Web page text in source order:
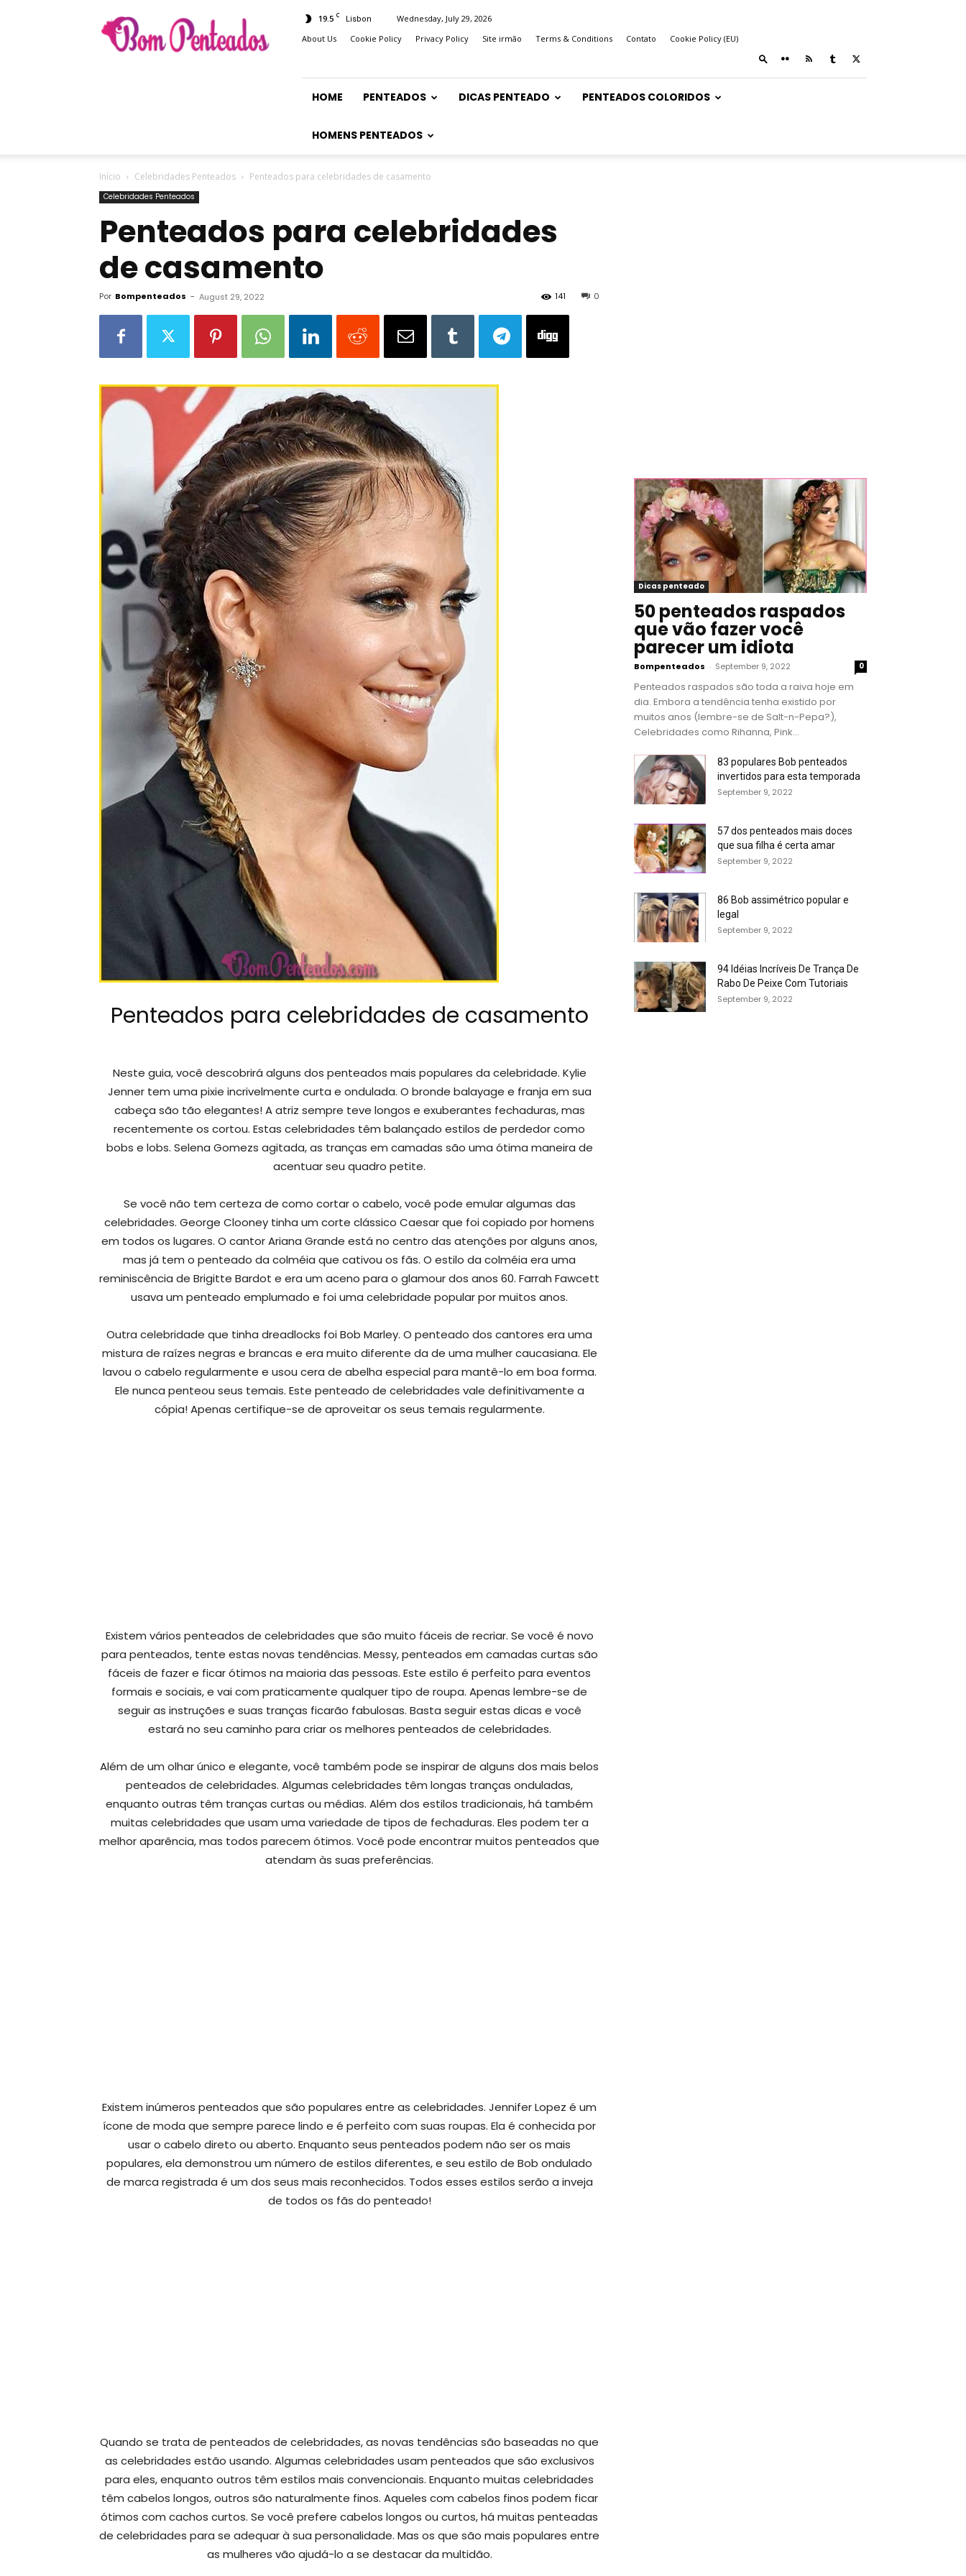
Penteados
19.5 C Lisbon
Wednesday, July 29, 2026
About Us
Cookie Policy Privacy Policy Site irmão Terms & Conditions Contato Cookie Policy (EU)
HOME PENTEADOS DICAS PENTEADO PENTEADOS COLORIDOS
HOMENS PENTEADOS
Início Celebridades Penteados Penteados para celebridades de casamento
Celebridades Penteados
Penteados para celebridades
de casamento
Por Bompenteados - August 29, 2022 0
141
Penteados para celebridades de casamento
Neste guia, você descobrirá alguns dos penteados mais populares da celebridade. Kylie
Jenner tem uma pixie incrivelmente curta e ondulada. O bronde balayage e franja em sua
cabeça são tão elegantes! A atriz sempre teve longos e exuberantes fechaduras, mas
recentemente os cortou. Estas celebridades têm balançado estilos de perdedor como
bobs e lobs. Selena Gomezs agitada, as tranças em camadas são uma ótima maneira de
acentuar seu quadro petite.
Se você não tem certeza de como cortar o cabelo, você pode emular algumas das
celebridades. George Clooney tinha um corte clássico Caesar que foi copiado por homens
em todos os lugares. O cantor Ariana Grande está no centro das atenções por alguns anos,
mas já tem o penteado da colméia que cativou os fãs. O estilo da colméia era uma
reminiscência de Brigitte Bardot e era um aceno para o glamour dos anos 60. Farrah Fawcett
usava um penteado emplumado e foi uma celebridade popular por muitos anos.
Outra celebridade que tinha dreadlocks foi Bob Marley. O penteado dos cantores era uma
mistura de raízes negras e brancas e era muito diferente da de uma mulher caucasiana. Ele
lavou o cabelo regularmente e usou cera de abelha especial para mantê-lo em boa forma.
Ele nunca penteou seus temais. Este penteado de celebridades vale definitivamente a
cópia! Apenas certifique-se de aproveitar os seus temais regularmente.
Existem vários penteados de celebridades que são muito fáceis de recriar. Se você é novo
para penteados, tente estas novas tendências. Messy, penteados em camadas curtas são
fáceis de fazer e ficar ótimos na maioria das pessoas. Este estilo é perfeito para eventos
formais e sociais, e vai com praticamente qualquer tipo de roupa. Apenas lembre-se de
seguir as instruções e suas tranças ficarão fabulosas. Basta seguir estas dicas e você
estará no seu caminho para criar os melhores penteados de celebridades.
Além de um olhar único e elegante, você também pode se inspirar de alguns dos mais belos
penteados de celebridades. Algumas celebridades têm longas tranças onduladas,
enquanto outras têm tranças curtas ou médias. Além dos estilos tradicionais, há também
muitas celebridades que usam uma variedade de tipos de fechaduras. Eles podem ter a
melhor aparência, mas todos parecem ótimos. Você pode encontrar muitos penteados que
atendam às suas preferências.
Existem inúmeros penteados que são populares entre as celebridades. Jennifer Lopez é um
ícone de moda que sempre parece lindo e é perfeito com suas roupas. Ela é conhecida por
usar o cabelo direto ou aberto. Enquanto seus penteados podem não ser os mais
populares, ela demonstrou um número de estilos diferentes, e seu estilo de Bob ondulado
de marca registrada é um dos seus mais reconhecidos. Todos esses estilos serão a inveja
de todos os fãs do penteado!
Quando se trata de penteados de celebridades, as novas tendências são baseadas no que
as celebridades estão usando. Algumas celebridades usam penteados que são exclusivos
para eles, enquanto outros têm estilos mais convencionais. Enquanto muitas celebridades
têm cabelos longos, outros são naturalmente finos. Aqueles com cabelos finos podem ficar
ótimos com cachos curtos. Se você prefere cabelos longos ou curtos, há muitas penteadas
de celebridades para se adequar à sua personalidade. Mas os que são mais populares entre
as mulheres vão ajudá-lo a se destacar da multidão.
Dicas penteado
50 penteados raspados
que vão fazer você
parecer um idiota
Bompenteados - September 9, 2022 0
Penteados raspados são toda a raiva hoje em
dia. Embora a tendência tenha existido por
muitos anos (lembre-se de Salt-n-Pepa?),
Celebridades como Rihanna, Pink...
83 populares Bob penteados
invertidos para esta temporada
September 9, 2022
57 dos penteados mais doces
que sua filha é certa amar
September 9, 2022
86 Bob assimétrico popular e
legal
September 9, 2022
94 Idéias Incríveis De Trança De
Rabo De Peixe Com Tutoriais
September 9, 2022